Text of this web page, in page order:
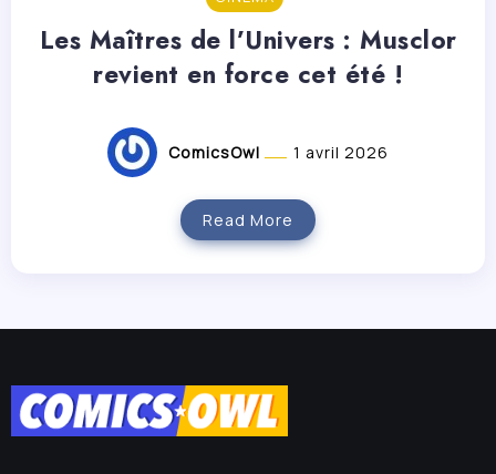
Les Maîtres de l’Univers : Musclor
revient en force cet été !
ComicsOwl 1 avril 2026
Read More